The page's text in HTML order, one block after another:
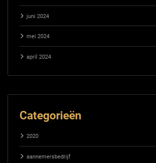
juni 2024
mei 2024
april 2024
Categorieën
2020
aannemersbedrijf